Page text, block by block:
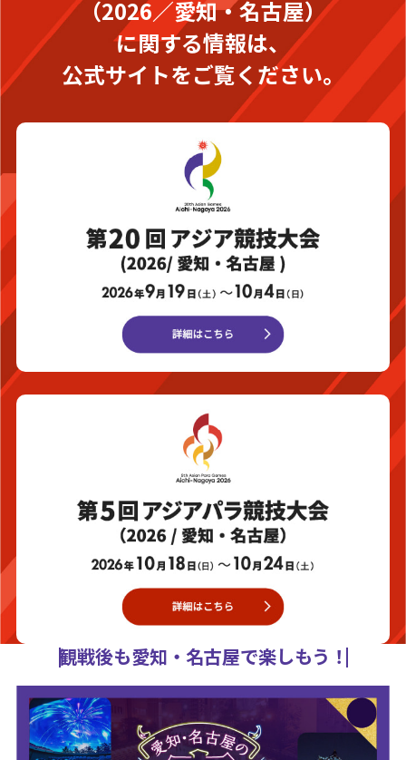
（2026／愛知・名古屋）
に関する情報は、
公式サイトをご覧ください。
観戦後も愛知・名古屋で楽しもう！